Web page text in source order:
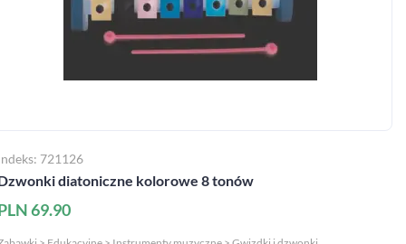
721126
diatoniczne kolorowe 8 tonów
69.90